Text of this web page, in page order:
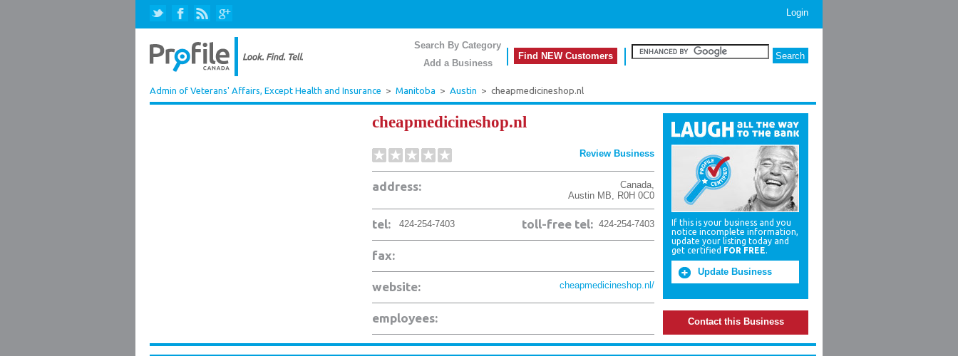
Login
Search By Category
Add a Business
Find NEW Customers
Admin of Veterans' Affairs, Except Health and Insurance > Manitoba > Austin > cheapmedicineshop.nl
cheapmedicineshop.nl
Review Business
address: Canada,
Austin MB, R0H 0C0
tel: 424-254-7403 424-254-7403
toll-free tel:
fax:
website: cheapmedicineshop.nl/
employees:
If this is your business and you
notice incomplete information,
update your listing today and
get certified FOR FREE.
Update Business
Contact this Business